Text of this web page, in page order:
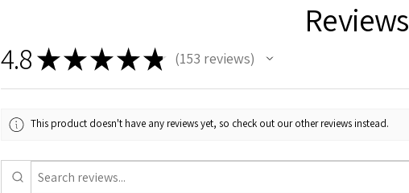
Reviews
4.8★★★★★ 153 reviews
153
This product doesn't have any reviews yet, so check out our other reviews instead.